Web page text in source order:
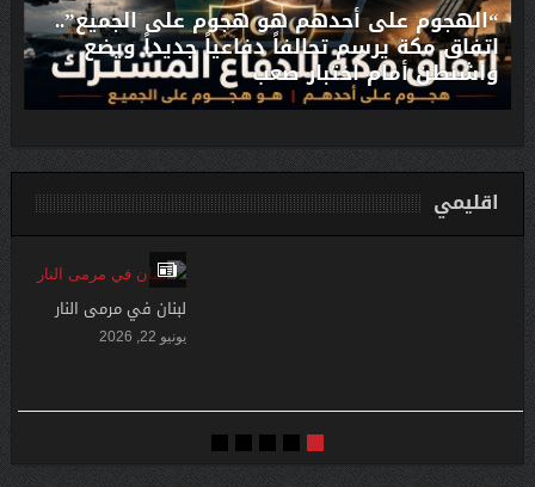
“الهجوم على أحدهم هو هجوم على الجميع”..
اتفاق مكة يرسم تحالفاً دفاعياً جديداً ويضع
واشنطن أمام اختبار صعب
اقليمي
لبنان في مرمى النار
يونيو 22, 2026